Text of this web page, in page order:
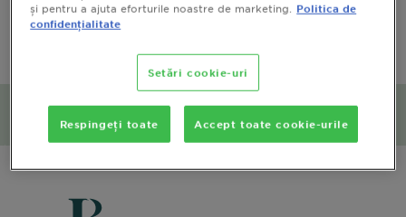
Utilizare
Impactul social și asupra
mediului
și pentru a ajuta eforturile noastre de marketing.
Politica de
confidențialitate
Setări cookie-uri
Respingeți toate Accept toate cookie-urile